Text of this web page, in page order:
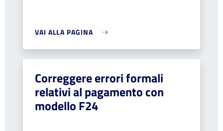
VAI ALLA PAGINA
Correggere errori formali
relativi al pagamento con
modello F24